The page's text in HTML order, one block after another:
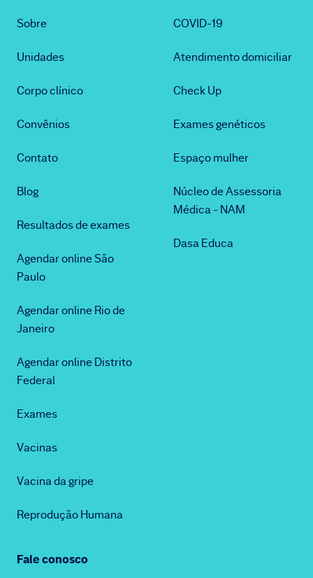
Sobre
Unidades
Corpo clínico
Convênios
Contato
Blog
Resultados de exames
Agendar online São
Paulo
Agendar online Rio de
Janeiro
Agendar online Distrito
Federal
Exames
Vacinas
Vacina da gripe
Reprodução Humana
COVID-19
Atendimento domiciliar
Check Up
Exames genéticos
Espaço mulher
Núcleo de Assessoria
Médica - NAM
Dasa Educa
Fale conosco